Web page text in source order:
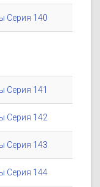
Серия 140
Серия 141
Серия 142
Серия 143
Серия 144